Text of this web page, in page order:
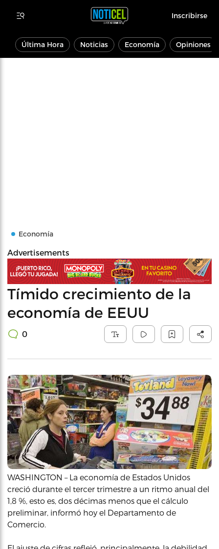
Inscribirse
Última Hora Noticias Economía Opiniones
Economía
Advertisements
Tímido crecimiento de la
economía de EEUU
0
WASHINGTON – La economía de Estados Unidos
creció durante el tercer trimestre a un ritmo anual del
1,8 %, esto es, dos décimas menos que el cálculo
preliminar, informó hoy el Departamento de
Comercio.